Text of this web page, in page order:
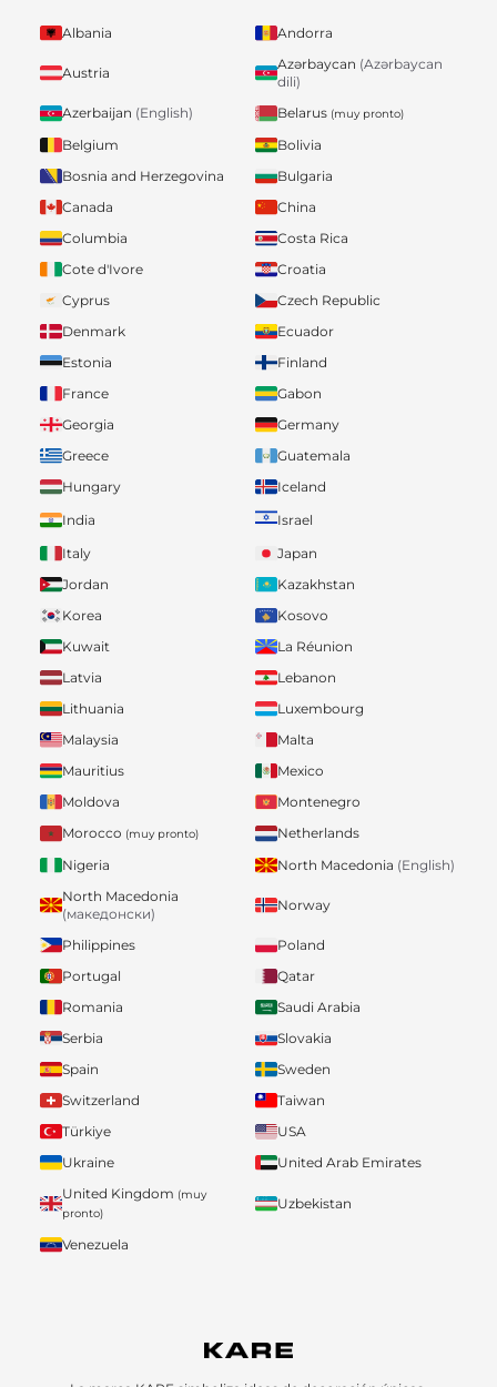
Albania Andorra
Austria
Azərbaycan (Azərbaycan
dili)
Azerbaijan (English) Belarus (muy pronto)
Belgium
Bolivia
Bosnia and Herzegovina
Bulgaria
Canada
China
Columbia
Costa Rica
Cote d'Ivore
Croatia
Cyprus
Czech Republic
Denmark
Ecuador
Estonia
Finland
France
Gabon
Georgia
Germany
Greece
Guatemala
Hungary
Iceland
India
Israel
Italy
Japan
Jordan
Kazakhstan
Korea
Kosovo
Kuwait
La Réunion
Latvia
Lebanon
Lithuania
Luxembourg
Malaysia
Malta
Mauritius
Mexico
Moldova
Montenegro
Morocco (muy pronto)
Netherlands
Nigeria
North Macedonia (English)
North Macedonia
(македонски)
Norway
Philippines
Poland
Portugal
Qatar
Romania
Saudi Arabia
Serbia
Slovakia
Spain
Sweden
Switzerland
Taiwan
Türkiye
USA
Ukraine
United Arab Emirates
United Kingdom (muy
pronto)
Uzbekistan
Venezuela